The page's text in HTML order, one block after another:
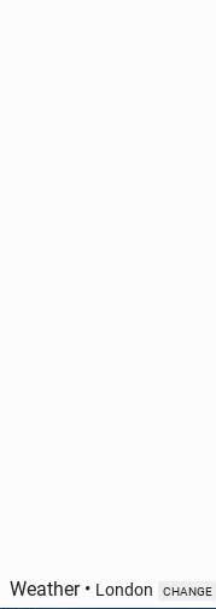
Weather• London CHANGE